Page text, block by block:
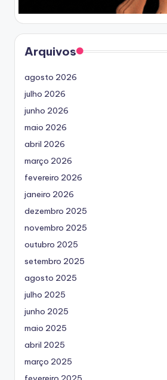
Arquivos
agosto 2026
julho 2026
junho 2026
maio 2026
abril 2026
março 2026
fevereiro 2026
janeiro 2026
dezembro 2025
novembro 2025
outubro 2025
setembro 2025
agosto 2025
julho 2025
junho 2025
maio 2025
abril 2025
março 2025